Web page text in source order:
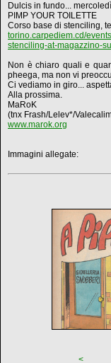
Dulcis in fundo...
PIMP YOUR TOILETTE
Corso base di stenciling,
torino.carpediem.cd/
stenciling-at-magazzino-
Non è chiaro quali e
pheega, ma non vi
Ci vediamo in giro...
Alla prossima.
MaRoK
(tnx Frash/Lelev*/
www.marok.org
Immagini allegate:
<